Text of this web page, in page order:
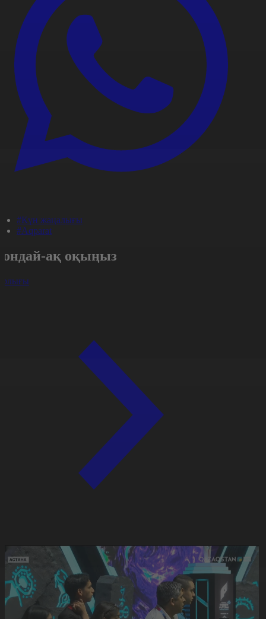
#Күн жаңалығы
#Aqparat
ақ оқыңыз